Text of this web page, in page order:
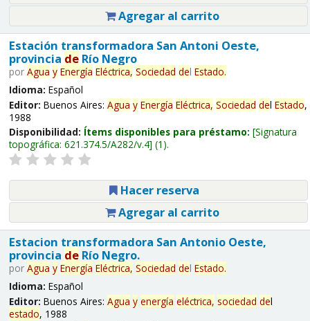
Agregar al carrito
Estación transformadora San Antoni Oeste,
provincia deRío Negro
por Agua y Energía Eléctrica, Sociedad del Estado.
Idioma: Español
Editor: Buenos Aires: Agua y Energía Eléctrica, Sociedad del Estado,
1988
Disponibilidad: Ítems disponibles para préstamo: Signatura
topográfica: 621.374.5/A282/v.4 (1).
Hacer reserva
Agregar al carrito
Estacion transformadora San Antonio Oeste,
provincia deRío Negro.
por Agua y Energía Eléctrica, Sociedad del Estado.
Idioma: Español
Editor: Buenos Aires: Agua y energía eléctrica, sociedad del
estado, 1988